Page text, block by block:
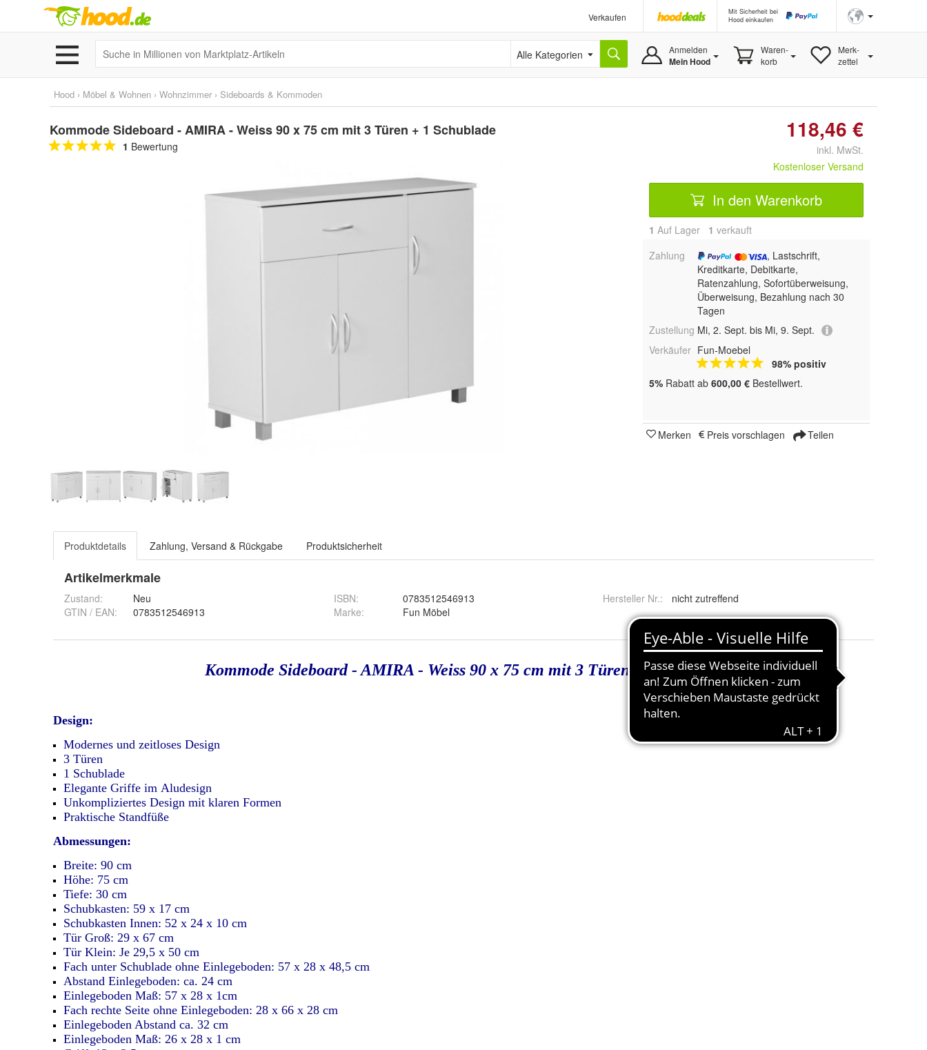
Verkaufen
Mit Sicherheit bei
Hood einkaufen
Alle Kategorien Anmelden
Mein Hood
Waren-
korb
Merk-
zettel
Hood › Möbel & Wohnen › Wohnzimmer › Sideboards & Kommoden
Kommode Sideboard - AMIRA - Weiss 90 x 75 cm mit 3 Türen + 1 Schublade
1 Bewertung
118,46 €
inkl. MwSt.
Kostenloser Versand
In den Warenkorb
1 Auf Lager 1 verkauft
Zahlung
, Lastschrift,
Kreditkarte, Debitkarte,
Ratenzahlung, Sofortüberweisung,
Überweisung, Bezahlung nach 30
Tagen
Zustellung Mi, 2. Sept. bis Mi, 9. Sept.
Verkäufer Fun-Moebel
98% positiv
5% Rabatt ab 600,00 € Bestellwert.
Merken Preis vorschlagen Teilen
Produktdetails Zahlung, Versand & Rückgabe Produktsicherheit
Artikelmerkmale
Zustand:
Neu
GTIN / EAN:
0783512546913
ISBN:
0783512546913
Marke:
Fun Möbel
Hersteller Nr.: nicht zutreffend